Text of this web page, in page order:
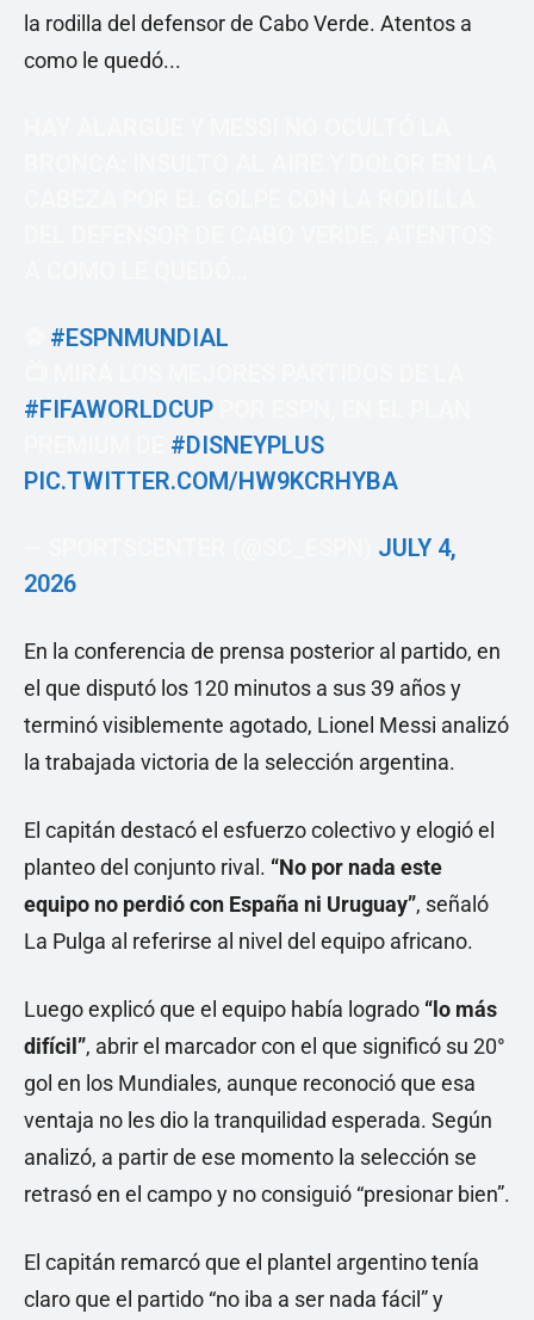
la rodilla del defensor de Cabo Verde. Atentos a
como le quedó...
#ESPNMUNDIAL
#FIFAWORLDCUP
#DISNEYPLUS
PIC.TWITTER.COM/HW9KCRHYBA
JULY 4,
2026
En la conferencia de prensa posterior al partido, en
el que disputó los 120 minutos a sus 39 años y
terminó visiblemente agotado, Lionel Messi analizó
la trabajada victoria de la selección argentina.
El capitán destacó el esfuerzo colectivo y elogió el
planteo del conjunto rival. “No por nada este
equipo no perdió con España ni Uruguay”, señaló
La Pulga al referirse al nivel del equipo africano.
Luego explicó que el equipo había logrado “lo más
difícil”, abrir el marcador con el que significó su 20°
gol en los Mundiales, aunque reconoció que esa
ventaja no les dio la tranquilidad esperada. Según
analizó, a partir de ese momento la selección se
retrasó en el campo y no consiguió “presionar bien”.
El capitán remarcó que el plantel argentino tenía
claro que el partido “no iba a ser nada fácil” y